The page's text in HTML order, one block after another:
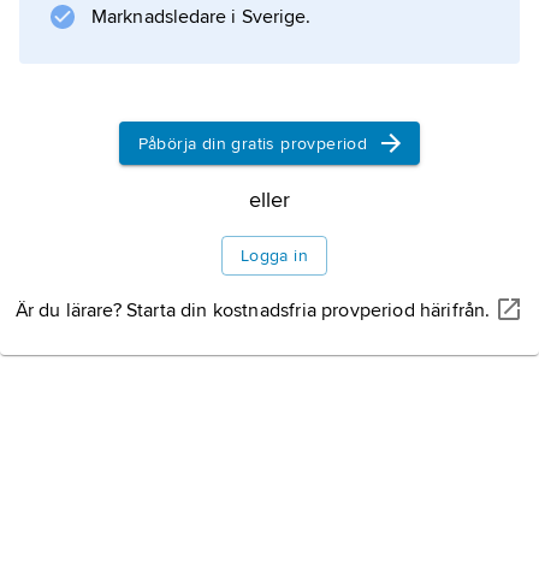
Marknadsledare i Sverige.
Påbörja din gratis provperiod
eller
Logga in
Är du lärare? Starta din kostnadsfria provperiod härifrån.